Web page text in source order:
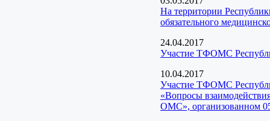
На территории
обязательного
24.04.2017
Участие ТФОМС
10.04.2017
Участие ТФОМС
«Вопросы
ОМС», организованном